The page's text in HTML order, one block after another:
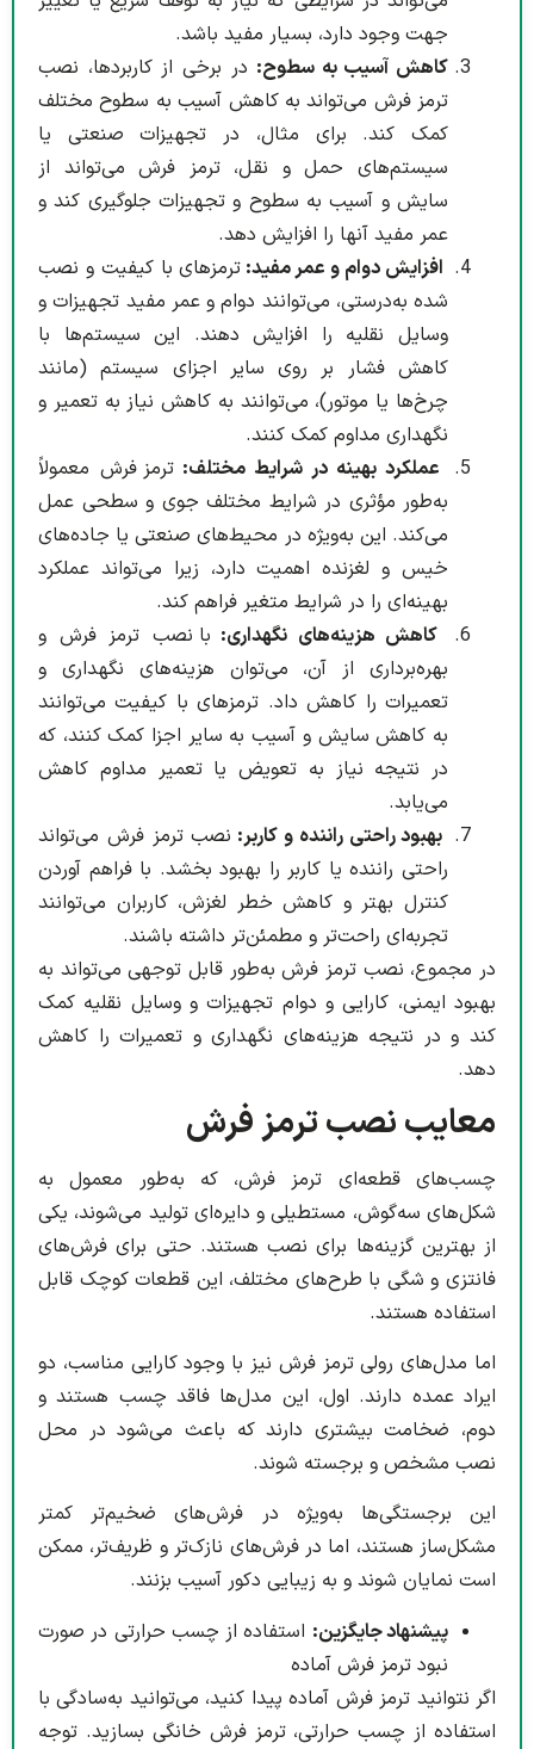
جهت وجود دارد، بسیار مفید باشد.
کاهش آسیب به سطوح: در برخی از کاربردها، نصب
ترمز فرش می‌تواند به کاهش آسیب به سطوح مختلف
کمک کند. برای مثال، در تجهیزات صنعتی یا
سیستم‌های حمل و نقل، ترمز فرش می‌تواند از
سایش و آسیب به سطوح و تجهیزات جلوگیری کند و
عمر مفید آنها را افزایش دهد.
افزایش دوام و عمر مفید:ترمزهای با کیفیت و نصب
شده به‌درستی، می‌توانند دوام و عمر مفید تجهیزات و
وسایل نقلیه را افزایش دهند. این سیستم‌ها با
کاهش فشار بر روی سایر اجزای سیستم (مانند
چرخ‌ها یا موتور)، می‌توانند به کاهش نیاز به تعمیر و
نگهداری مداوم کمک کنند.
عملکرد بهینه در شرایط مختلف: ترمز فرش معمولاً
به‌طور مؤثری در شرایط مختلف جوی و سطحی عمل
می‌کند. این به‌ویژه در محیط‌های صنعتی یا جاده‌های
خیس و لغزنده اهمیت دارد، زیرا می‌تواند عملکرد
بهینه‌ای را در شرایط متغیر فراهم کند.
کاهش هزینه‌های نگهداری: با نصب ترمز فرش و
بهره‌برداری از آن، می‌توان هزینه‌های نگهداری و
تعمیرات را کاهش داد. ترمزهای با کیفیت می‌توانند
به کاهش سایش و آسیب به سایر اجزا کمک کنند، که
در نتیجه نیاز به تعویض یا تعمیر مداوم کاهش
می‌یابد.
بهبود راحتی راننده و کاربر: نصب ترمز فرش می‌تواند
راحتی راننده یا کاربر را بهبود بخشد. با فراهم آوردن
کنترل بهتر و کاهش خطر لغزش، کاربران می‌توانند
تجربه‌ای راحت‌تر و مطمئن‌تر داشته باشند.
در مجموع، نصب ترمز فرش به‌طور قابل توجهی می‌تواند به
بهبود ایمنی، کارایی و دوام تجهیزات و وسایل نقلیه کمک
کند و در نتیجه هزینه‌های نگهداری و تعمیرات را کاهش
دهد.
معایب نصب ترمز فرش
چسب‌های قطعه‌ای ترمز فرش، که به‌طور معمول به
شکل‌های سه‌گوش، مستطیلی و دایره‌ای تولید می‌شوند، یکی
از بهترین گزینه‌ها برای نصب هستند. حتی برای فرش‌های
فانتزی و شگی با طرح‌های مختلف، این قطعات کوچک قابل
استفاده هستند.
اما مدل‌های رولی ترمز فرش نیز با وجود کارایی مناسب، دو
ایراد عمده دارند. اول، این مدل‌ها فاقد چسب هستند و
دوم، ضخامت بیشتری دارند که باعث می‌شود در محل
نصب مشخص و برجسته شوند.
این برجستگی‌ها به‌ویژه در فرش‌های ضخیم‌تر کمتر
مشکل‌ساز هستند، اما در فرش‌های نازک‌تر و ظریف‌تر، ممکن
است نمایان شوند و به زیبایی دکور آسیب بزنند.
پیشنهاد جایگزین: استفاده از چسب حرارتی در صورت
نبود ترمز فرش آماده
اگر نتوانید ترمز فرش آماده پیدا کنید، می‌توانید به‌سادگی با
استفاده از چسب حرارتی، ترمز فرش خانگی بسازید. توجه